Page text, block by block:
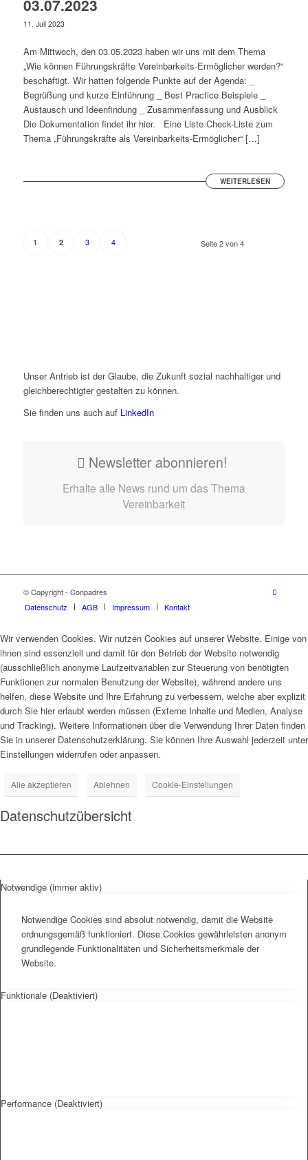
03.07.2023
11. Juli 2023
Am Mittwoch, den 03.05.2023 haben wir uns mit dem Thema
„Wie können Führungskräfte Vereinbarkeits-Ermöglicher werden?“
beschäftigt. Wir hatten folgende Punkte auf der Agenda: _
Begrüßung und kurze Einführung _ Best Practice Beispiele _
Austausch und Ideenfindung _ Zusammenfassung und Ausblick
Die Dokumentation findet ihr hier. Eine Liste Check-Liste zum
Thema „Führungskräfte als Vereinbarkeits-Ermöglicher“ […]
WEITERLESEN
Seite 2 von 4
1 2 3 4
Unser Antrieb ist der Glaube, die Zukunft sozial nachhaltiger und
gleichberechtigter gestalten zu können.
Sie finden uns auch aufLinkedIn
Newsletter abonnieren!
Erhalte alle News rund um das Thema
Vereinbarkeit
© Copyright - Conpadres
Datenschutz
AGB Impressum Kontakt
Wir verwenden Cookies. Wir nutzen Cookies auf unserer Website. Einige von
ihnen sind essenziell und damit für den Betrieb der Website notwendig
(ausschließlich anonyme Laufzeitvariablen zur Steuerung von benötigten
Funktionen zur normalen Benutzung der Website), während andere uns
helfen, diese Website und Ihre Erfahrung zu verbessern, welche aber explizit
durch Sie hier erlaubt werden müssen (Externe Inhalte und Medien, Analyse
und Tracking). Weitere Informationen über die Verwendung Ihrer Daten finden
Sie in unserer Datenschutzerklärung. Sie können Ihre Auswahl jederzeit unter
Einstellungen widerrufen oder anpassen.
Alle akzeptieren Ablehnen Cookie-Einstellungen
Datenschutzübersicht
Notwendige (immer aktiv)
Notwendige Cookies sind absolut notwendig, damit die Website
ordnungsgemäß funktioniert. Diese Cookies gewährleisten anonym
grundlegende Funktionalitäten und Sicherheitsmerkmale der
Website.
Funktionale (Deaktiviert)
Performance (Deaktiviert)